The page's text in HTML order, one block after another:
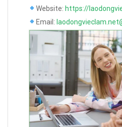
Website: https://
Email: